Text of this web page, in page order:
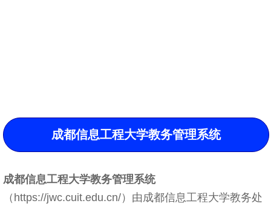
成都信息工程大学教务管理系统
成都信息工程大学教务管理系统
（https://jwc.cuit.edu.cn/）由成都信息工程大学教务处